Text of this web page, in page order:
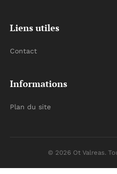
Liens utiles
Contact
Informations
Plan du site
© 2026 Ot Valreas.